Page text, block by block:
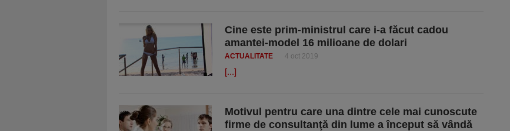
Cine este prim-ministrul care i-a făcut cadou
amantei-model 16 milioane de dolari
ACTUALITATE 4 oct 2019
[...]
Motivul pentru care una dintre cele mai cunoscute
firme de consultanţă din lume a început să vândă